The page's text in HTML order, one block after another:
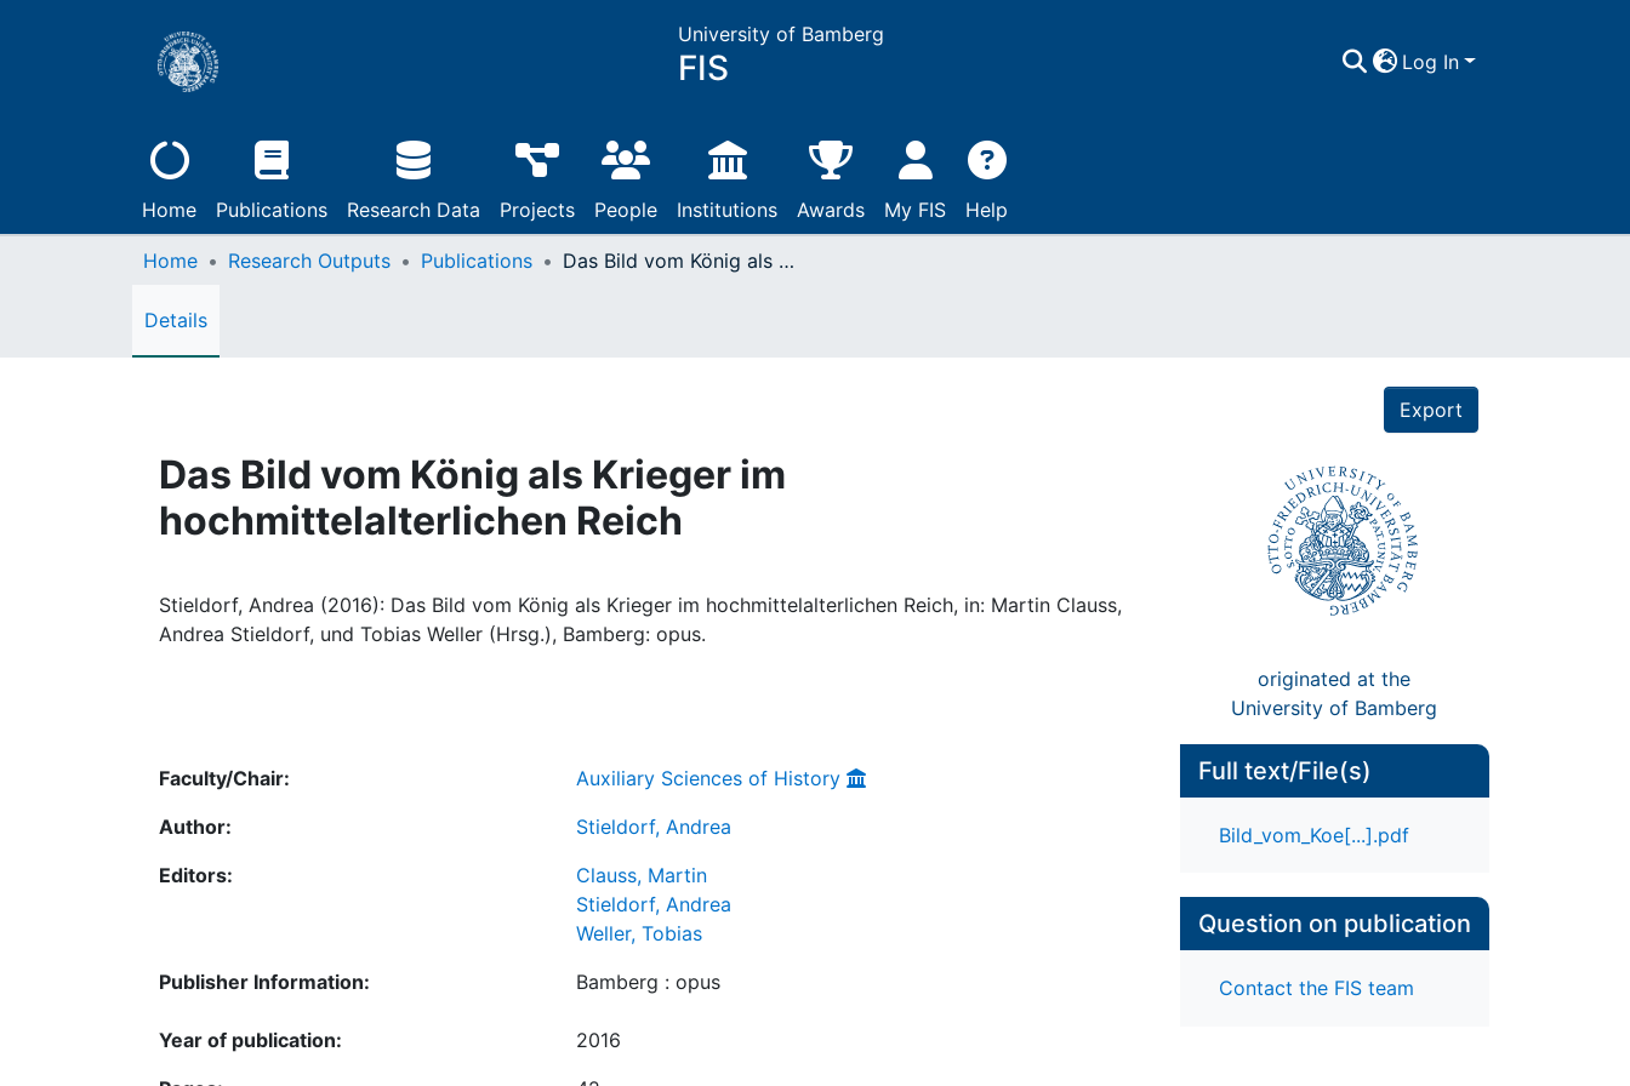
University of Bamberg
FIS Log In
Home Publications Research Data Projects People Institutions Awards My FIS Help
Home Research Outputs Publications Das Bild vom König als Krieger im hochmittelalterlichen Reich
Details
Export
Das Bild vom König als Krieger im
hochmittelalterlichen Reich
Stieldorf, Andrea (2016): Das Bild vom König als Krieger im hochmittelalterlichen Reich, in: Martin Clauss,
Andrea Stieldorf, und Tobias Weller (Hrsg.), Bamberg: opus.
originated at the
University of Bamberg
Faculty/Chair:
Auxiliary Sciences of History
Author:
Stieldorf, Andrea
Editors:
Clauss, Martin
Stieldorf, Andrea
Weller, Tobias
Publisher Information:
Bamberg : opus
Year of publication:
2016
Full text/File(s)
Bild_vom_Koe[...].pdf
Question on publication
Contact the FIS team